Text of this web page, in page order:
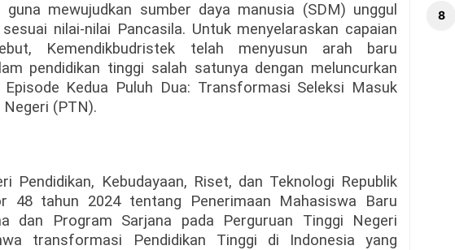
guna mewujudkan sumber daya manusia (SDM) unggul
nilai-nilai Pancasila. Untuk menyelaraskan capaian
Kemendikbudristek telah menyusun arah baru
pendidikan tinggi salah satunya dengan meluncurkan
Episode Kedua Puluh Dua: Transformasi Seleksi Masuk
(PTN).
Pendidikan, Kebudayaan, Riset, dan Teknologi Republik
48 tahun 2024 tentang Penerimaan Mahasiswa Baru
dan Program Sarjana pada Perguruan Tinggi Negeri
transformasi Pendidikan Tinggi di Indonesia yang